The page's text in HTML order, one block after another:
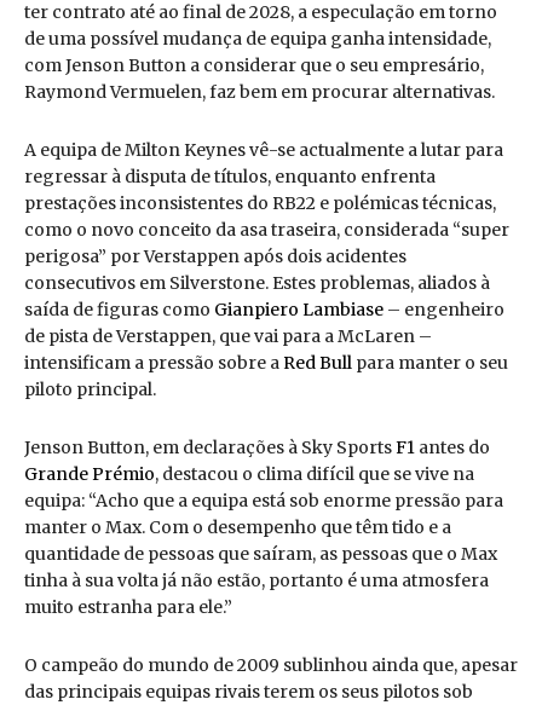
ter contrato até ao final de 2028, a especulação em torno
de uma possível mudança de equipa ganha intensidade,
com Jenson Button a considerar que o seu empresário,
Raymond Vermuelen, faz bem em procurar alternativas.
A equipa de Milton Keynes vê-se actualmente a lutar para
regressar à disputa de títulos, enquanto enfrenta
prestações inconsistentes do RB22 e polémicas técnicas,
como o novo conceito da asa traseira, considerada “super
perigosa” por Verstappen após dois acidentes
consecutivos em Silverstone. Estes problemas, aliados à
saída de figuras como Gianpiero Lambiase – engenheiro
de pista de Verstappen, que vai para a McLaren –
intensificam a pressão sobre aRed Bull para manter o seu
piloto principal.
Jenson Button, em declarações à Sky SportsF1 antes do
Grande Prémio, destacou o clima difícil que se vive na
equipa: “Acho que a equipa está sob enorme pressão para
manter o Max. Com o desempenho que têm tido e a
quantidade de pessoas que saíram, as pessoas que o Max
tinha à sua volta já não estão, portanto é uma atmosfera
muito estranha para ele.”
O campeão do mundo de 2009 sublinhou ainda que, apesar
das principais equipas rivais terem os seus pilotos sob